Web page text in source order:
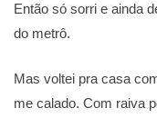
Então só sorri e ainda
do metrô.
Mas voltei pra casa
me calado. Com raiva